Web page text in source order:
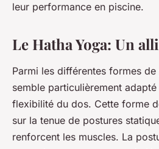
leur performance en piscine.
Le Hatha Yoga: Un
Parmi les différentes formes
semble particulièrement
flexibilité du dos. Cette forme
sur la tenue de postures
renforcent les muscles. La